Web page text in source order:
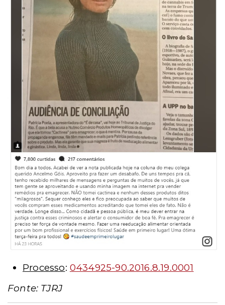
Processo: 0434925-90.2016.8.19.0001
Fonte: TJRJ